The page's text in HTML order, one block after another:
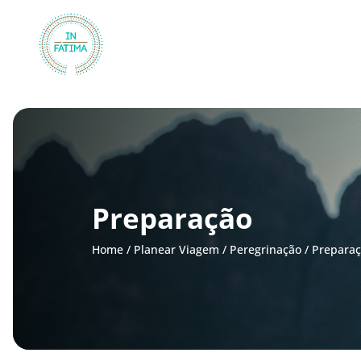
Preparação
Home / Planear Viagem / Peregrinação /